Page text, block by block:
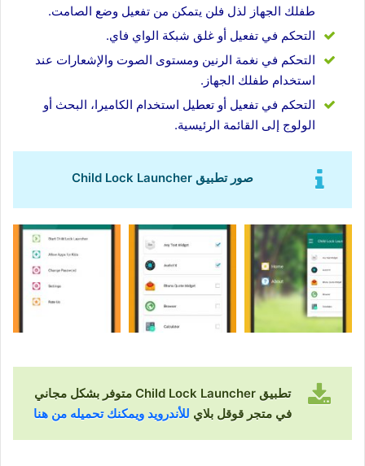
طفلك الجهاز لذل فلن يتمكن من تفعيل وضع الصامت.
التحكم في تفعيل أو غلق شبكة الواي فاي.
التحكم في نغمة الرنين ومستوى الصوت والإشعارات عند
استخدام طفلك الجهاز.
التحكم في تفعيل أو تعطيل استخدام الكاميرا، البحث أو
الولوج إلى القائمة الرئيسية.
صور تطبيق Child Lock Launcher
تطبيق Child Lock Launcher متوفر بشكل مجاني
في متجر قوقل بلاي للأندرويد ويمكنك تحميله من هنا